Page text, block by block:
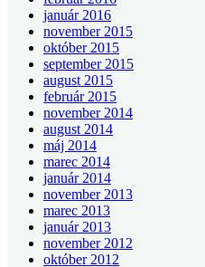
január 2016
november 2015
október 2015
september 2015
august 2015
február 2015
november 2014
august 2014
máj 2014
marec 2014
január 2014
november 2013
marec 2013
január 2013
november 2012
október 2012